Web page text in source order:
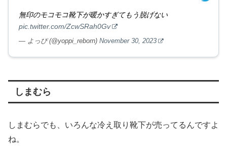
無印のモコモコ靴下が暖かすぎてもう脱げない
pic.twitter.com/ZcwSRah0Gv
— よっぴ (@yoppi_reborn) November 30, 2023
しまむら
しまむらでも、いろんな冷え取り靴下が売ってるんですよ
ね。